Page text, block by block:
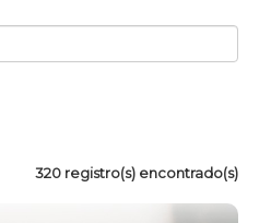
320 registro(s) encontrado(s)